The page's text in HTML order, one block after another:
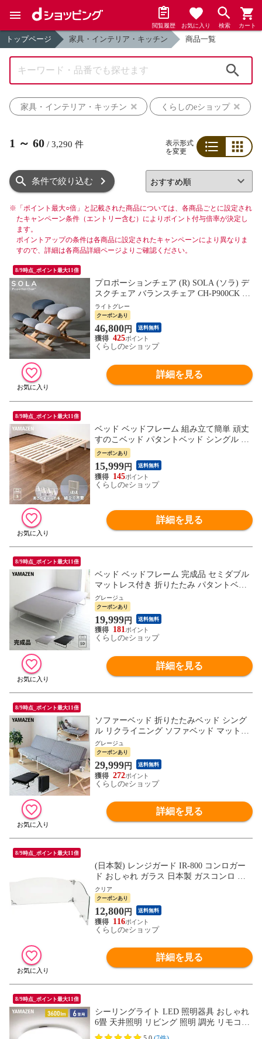
閲覧履歴 お気に入り 検索 カート
トップページ 家具・インテリア・キッチン 商品一覧
家具・インテリア・キッチン
くらしのeショップ
1 ～ 60 / 3,290 件
表示形式
を変更
条件で絞り込む
※ 「ポイント最大○倍」と記載された商品については、各商品ごとに設定され
たキャンペーン条件（エントリー含む）によりポイント付与倍率が決定し
ます。
ポイントアップの条件は各商品に設定されたキャンペーンにより異なりま
すので、詳細は各商品詳細ページよりご確認ください。
8/9時点_ポイント最大11倍
プロポーションチェア (R) SOLA (ソラ) デ
スクチェア バランスチェア CH-P900CK 幅
48 奥行62-80 高さ46-67cm 高さ調節 ダイニ
ングチェア パソコンチェア 姿勢矯正 おし
ゃれ 子供 子ども キッズ プレゼント ギフ
ト 贈り物 宮武製作所 【送料無料】
ライトグレー
クーポンあり
46,800円 送料無料
425
くらしのeショップ
詳細を見る
8/9時点_ポイント最大11倍
ベッド ベッドフレーム 組み立て簡単 頑丈
すのこベッド パタントベッド シングル ナ
チュラル(無塗装) 本体完成品 高さ調節 木
製 折りたたみベッド 並べる 連結 すのこ
きしみにくい 山善 YAMAZEN 【送料無
料】
クーポンあり
15,999円 送料無料
145
くらしのeショップ
詳細を見る
8/9時点_ポイント最大11倍
ベッド ベッドフレーム 完成品 セミダブル
マットレス付き 折りたたみ パタントベッ
ド PB-12195U 折りたたみベッド 並べる 連
結 ぱたんとベッド 折り畳み SD収納 組立
不要 山善 YAMAZEN 【送料無料】
グレージュ
クーポンあり
19,999円 送料無料
181
くらしのeショップ
詳細を見る
8/9時点_ポイント最大11倍
ソファーベッド 折りたたみベッド シング
ル リクライニング ソファベッド マットレ
ス付き 収納 折り畳みベッド 折りたたみベ
ット シングルベッド 折りたたみ 折り畳み
コンパクト 簡易ベッド 新生活 おしゃれ 山
善 YAMAZEN 【送料無料】
グレージュ
クーポンあり
29,999円 送料無料
272
くらしのeショップ
詳細を見る
8/9時点_ポイント最大11倍
(日本製) レンジガード IR-800 コンロガー
ド おしゃれ ガラス 日本製 ガスコンロ ビ
ルトインコンロ IH システムキッチン 油は
ねガード 強化ガラス L字型 コーナー 池永
鉄工 【送料無料】
クリア
クーポンあり
12,800円 送料無料
116
くらしのeショップ
詳細を見る
8/9時点_ポイント最大11倍
シーリングライト LED 照明器具 おしゃれ
6畳 天井照明 リビング 照明 調光 リモコン
付き LC-G06 ホワイト シーリング 照明器